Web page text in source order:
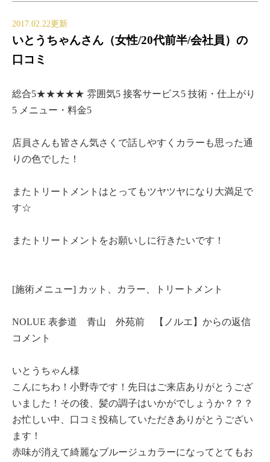
2017.02.22更新
いとうちゃんさん（女性/20代前半/会社員）の
口コミ
総合5★★★★★ 雰囲気5 接客サービス5 技術・仕上がり
5 メニュー・料金5
店員さんも皆さん気さくで話しやすくカラーも思った通
りの色でした！
またトリートメントはとってもツヤツヤになり大満足で
す☆
またトリートメントをお願いしに行きたいです！
[施術メニュー] カット、カラー、トリートメント
NOLUE 表参道 青山 外苑前 【ノルエ】からの返信
コメント
いとうちゃん様
こんにちわ！小野寺です！先日はご来店ありがとうござ
いました！その後、髪の調子はいかがでしょうか？？？
お忙しい中、口コミ投稿していただきありがとうござい
ます！
赤味が消えて綺麗なブルージュカラーになってとてもお